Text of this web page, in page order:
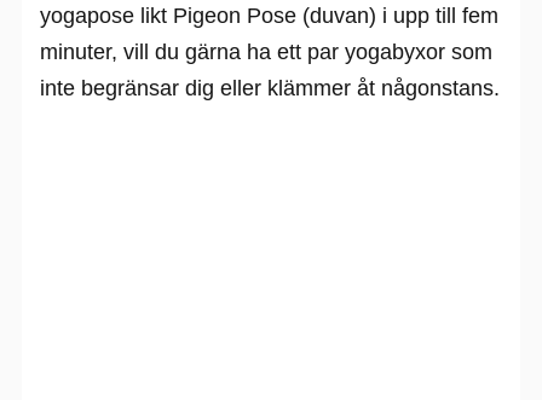
yogapose likt Pigeon Pose (duvan) i upp till fem
minuter, vill du gärna ha ett par yogabyxor som
inte begränsar dig eller klämmer åt någonstans.